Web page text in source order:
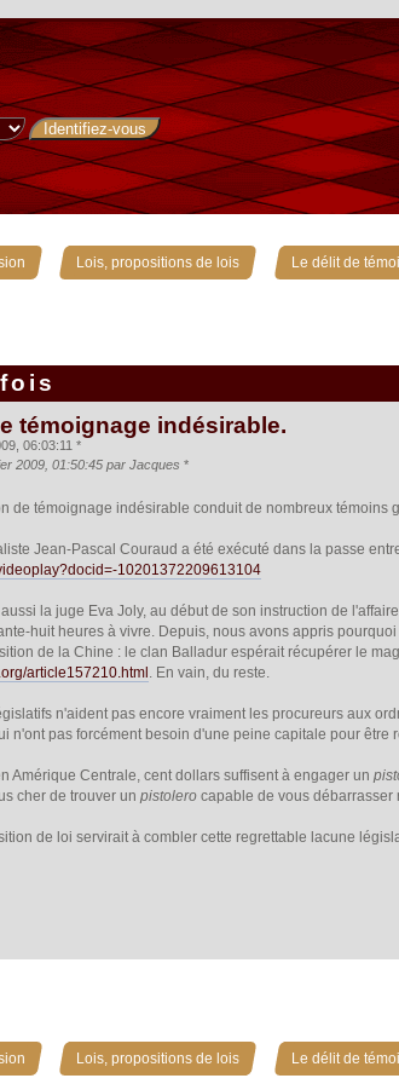
» Lois, propositions de lois » Le délit de
témoignage indésirable.
06:03:11 *
2009, 01:50:45 par Jacques *
de témoignage indésirable conduit de nombreux témoins
Jean-Pascal Couraud a été exécuté dans la passe
10201372209613104
la juge Eva Joly, au début de son instruction de
huit heures à vivre. Depuis, nous avons appris
de la Chine : le clan Balladur espérait récupérer le
article157210.html . En vain, du reste.
n'aident pas encore vraiment les procureurs aux
n'ont pas forcément besoin d'une peine capitale pour être
Amérique Centrale, cent dollars suffisent à engager un
cher de trouver unpistolero capable de vous
de loi servirait à combler cette regrettable lacune
» Lois, propositions de lois » Le délit de